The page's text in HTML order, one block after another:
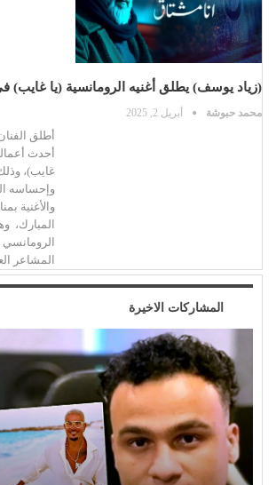
(زياد يوسف) يطلق أغنيه الرومانسية (يا غايب)
محمد حبوشة أبريل 2, 2025
أطلق
أحدث
غايب)،
وإحساسه
والأغنية
المبارك،
الرومانسي
المشاعر
المشاركات الاخيرة